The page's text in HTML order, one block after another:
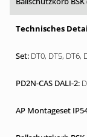
DT0, DT5, DT6,